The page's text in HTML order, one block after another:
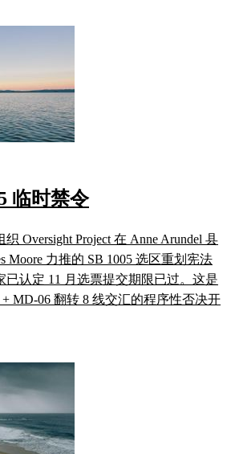
临时禁令
Oversight Project 在 Anne Arundel 县
Moore 力推的 SB 1005 选区重划宪法
已认定 11 月选票提交期限已过。这是
+ MD-06 翻转 8 线交汇的程序性否决开